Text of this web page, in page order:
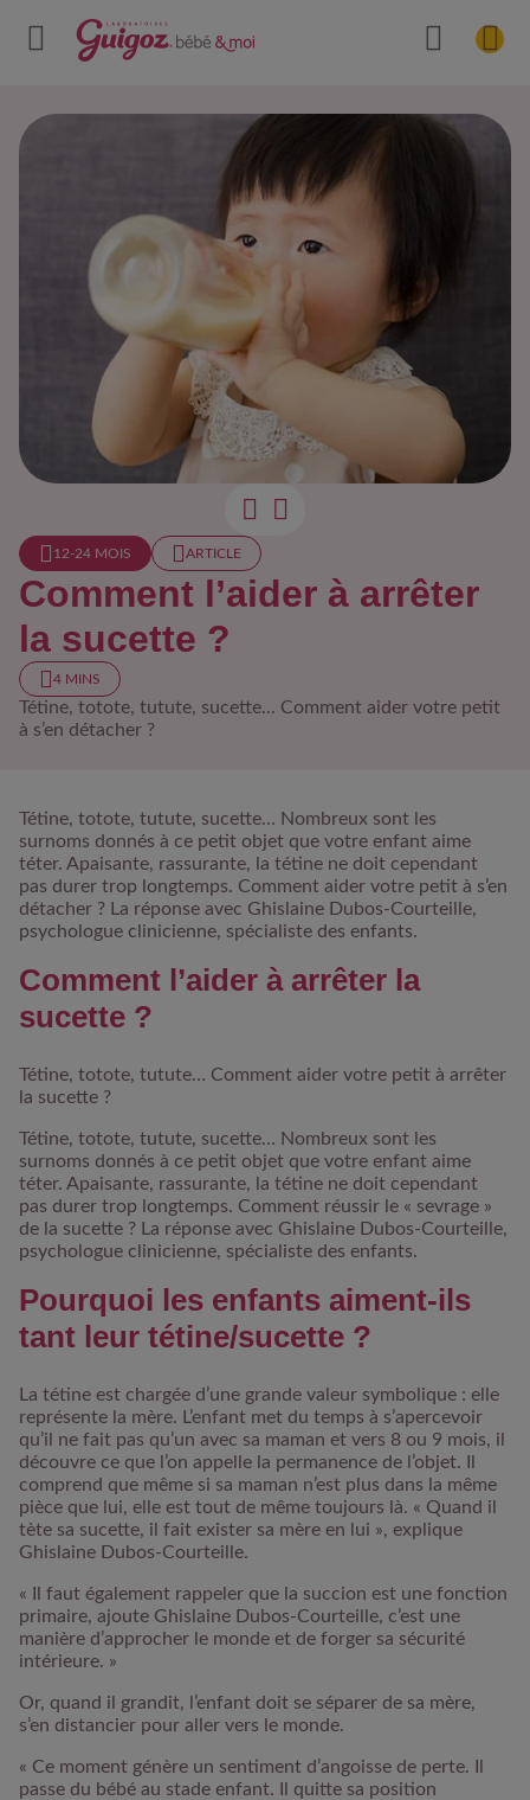
12-24 MOIS​ ARTICLE
Comment l’aider à arrêter
la sucette ?
4 MINS
Tétine, totote, tutute, sucette... Comment aider votre petit
à s’en détacher ?
Tétine, totote, tutute, sucette… Nombreux sont les
surnoms donnés à ce petit objet que votre enfant aime
téter. Apaisante, rassurante, la tétine ne doit cependant
pas durer trop longtemps. Comment aider votre petit à s’en
détacher ? La réponse avec Ghislaine Dubos-Courteille,
psychologue clinicienne, spécialiste des enfants.
Comment l’aider à arrêter la
sucette ?
Tétine, totote, tutute… Comment aider votre petit à arrêter
la sucette ?
Tétine, totote, tutute, sucette… Nombreux sont les
surnoms donnés à ce petit objet que votre enfant aime
téter. Apaisante, rassurante, la tétine ne doit cependant
pas durer trop longtemps. Comment réussir le « sevrage »
de la sucette ? La réponse avec Ghislaine Dubos-Courteille,
psychologue clinicienne, spécialiste des enfants.
Pourquoi les enfants aiment-ils
tant leur tétine/sucette ?
La tétine est chargée d’une grande valeur symbolique : elle
représente la mère. L’enfant met du temps à s’apercevoir
qu’il ne fait pas qu’un avec sa maman et vers 8 ou 9 mois, il
découvre ce que l’on appelle la permanence de l’objet. Il
comprend que même si sa maman n’est plus dans la même
pièce que lui, elle est tout de même toujours là. « Quand il
tète sa sucette, il fait exister sa mère en lui », explique
Ghislaine Dubos-Courteille.
« Il faut également rappeler que la succion est une fonction
primaire, ajoute Ghislaine Dubos-Courteille, c’est une
manière d’approcher le monde et de forger sa sécurité
intérieure. »
Or, quand il grandit, l’enfant doit se séparer de sa mère,
s’en distancier pour aller vers le monde.
« Ce moment génère un sentiment d’angoisse de perte. Il
passe du bébé au stade enfant. Il quitte sa position